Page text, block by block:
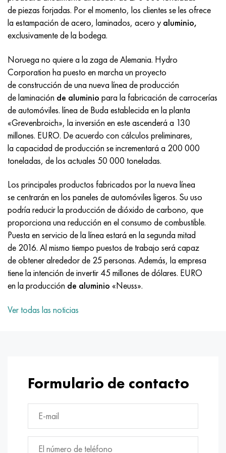
de piezas forjadas. Por el momento, los clientes se les ofrece
la estampación de acero, laminados, acero y aluminio,
exclusivamente de la bodega.
Noruega no quiere a la zaga de Alemania. Hydro
Corporation ha puesto en marcha un proyecto
de construcción de una nueva línea de producción
de laminación de aluminio para la fabricación de carrocerías
de automóviles. línea de Buda establecida en la planta
«Grevenbroich», la inversión en este ascenderá a 130
millones. EURO. De acuerdo con cálculos preliminares,
la capacidad de producción se incrementará a 200 000
toneladas, de los actuales 50 000 toneladas.
Los principales productos fabricados por la nueva línea
se centrarán en los paneles de automóviles ligeros. Su uso
podría reducir la producción de dióxido de carbono, que
proporciona una reducción en el consumo de combustible.
Puesta en servicio de la línea estará en la segunda mitad
de 2016. Al mismo tiempo puestos de trabajo será capaz
de obtener alrededor de 25 personas. Además, la empresa
tiene la intención de invertir 45 millones de dólares. EURO
en la producción de aluminio «Neuss».
Ver todas las noticias
Formulario de contacto
Incotherm
incotest
Jette M152
Cobalto 6B
maraging 250
René 41
Maraging 300
Maraging 350
MP35N
MP159
multimetro n155
Nicrofer 5923 hMo
Nicrofer 6030
Nitrónico 60
Nitronik 75
47ND
47НХР
49KF
49K2F, 49K2FA-VI
Aleación 50N
Aleación 50NP
50NHS
Aleación 52N
52K12F
56DGNH
68NKhVKTYu
79NM, Lupa 7904
80NM
81HMA
Tipos de aleaciones de precisión
HN62VMYUT
HN62MVKYU
HN63MB
XN65VM
KhN65VMTYu
KhN67MVTYu
KhN68VKTYU
KhN68VMTYUK-vd
KhN70VMTYu
HN73MBTYu
XN70YU
HN75MBTYu
XN75TBYu
ХН78Т
HN80TBY
VT-35
PT-1M
PT-3V
PT-7M
2B
SPT-2 sv
A LAS 3
3M
TL3
5B
TL5
A LAS 6
TS-6
40 titanio
1.4466 - AISI 310MoLn
Aleación Al6xn
15-7Ph® - 1.4532
PH 13-8 meses - 1.4534
1.4542 - 17-4Ph®
Custom 455® - 1.4543 - uns s45500
1.4545 - 15-5Ph®
1.4548 - 17-4Ph®
1.4550 - AISI 347
1.4567 - AISI 304Cu
1.4570-aisi303Cu
1.4574 - Aleación PH 15-7 Mo®
1.4580 - AISI 316Cb
Aleación 31 - 1.4562
Aleación 254smo® - 1.4547
10X17H13M3T
10X18N18Yu4D
11X11N2V2MF
12Х18Н9Т
13X11N2V2MF
15x11mf
15х12vnmf
15Х12Н2MVFAB
15X16K5N2MVFAB
15X16H2AM
18X11MNFB
18X12VMBFR
20X12VNMF
37X12N8G8MFB
40X10X2M
2,0872, CuNi10Fe1Mn, Cw352h
Bronce aluminio silicio
CW301G, C64200
bronce de silicio
C65500, CuAl11Fe3
C65620, CuSi3Fe2Zn3
C65100, CuSi1.5
Bronce estaño-plomo
c92200, CuSn6Zn4Pb2
latón rojo
C84400, CuSn2ZnPb
C83600, CuSn5ZnPb
45G2, 45g2, AISI 1144
Aleación de acero estructural
10g2, 10g2, AISI 1513
12X2H4A, 15NiCr13, 1.5752
AC14, 11SMnPb30
20G, 20mn5
20XH3A, AISI 4320, 20hn3a
20HM, 24CrMo5, 20hm
25KhGM, 20CrMo5, 1.7264
30X, AISI 5130, 30h
30hgs, 30hgs
30hgsa, 30hgsa
30hgsn2a, 30hgsna
34khn3ma, 36NiCrMo16, 35NiCrMo16
35hgs, 35hgs
Р6М5, 1.3343, hs6-5-2, sw7m
Р6М5К5, 1.3243, hs6-5-2-5
R6M5F3, 1.3344, hs6-5-3
9М4К8,1.3207
R12F3, 1.3318, sw12
P18, 1,3355, hs18-0-1, sw18
Acero carbono
10,1.1645, C105W1
11G12, 110G13L, X120Mn12